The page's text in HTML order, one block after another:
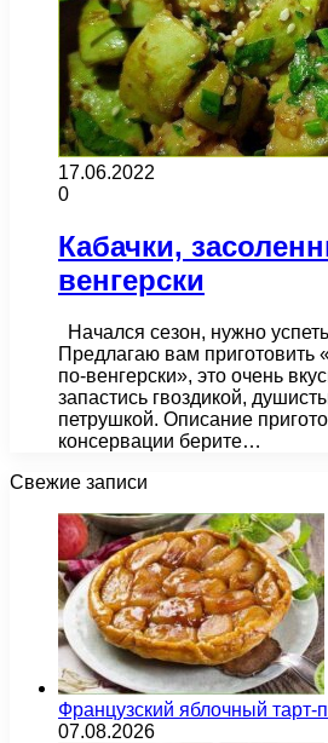
17.06.2022
0
Кабачки,
венгерски
Начался сезон, нужно
Предлагаю вам приготовить
по-венгерски», это очень
запастись гвоздикой,
петрушкой. Описание
консервации берите…
Свежие записи
Французский яблочный
07.08.2026